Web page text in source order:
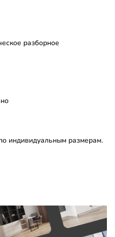
разборное
индивидуальным размерам.